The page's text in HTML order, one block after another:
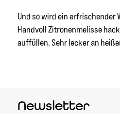
Und so wird ein erfrischender
Handvoll Zitronenmelisse
auffüllen. Sehr lecker an
Newsletter